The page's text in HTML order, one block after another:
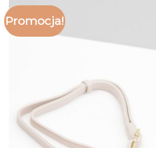
Promocja!